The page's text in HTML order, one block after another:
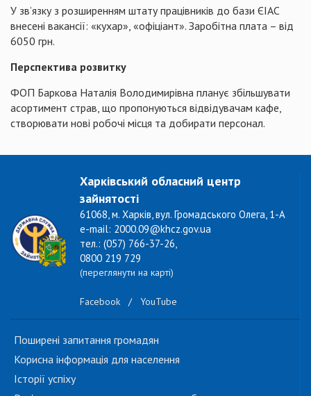
У зв’язку з розширенням штату працівників до бази ЄІАС
внесені вакансії: «кухар», «офіціант». Заробітна плата – від
6050 грн.
Перспектива розвитку
ФОП Баркова Наталія Володимирівна планує збільшувати
асортимент страв, що пропонуються відвідувачам кафе,
створювати нові робочі місця та добирати персонал.
Харківський обласний центр
зайнятості
61068, м. Харків, вул. Громадського Олега, 1-А
e-mail: 2000.09@khcz.gov.ua
тел.: (057) 766-37-26,
0800 219 729
(переглянути на карті)
Facebook / YouTube
Поширені запитання громадян
Корисна інформація для населення
Історії успіху